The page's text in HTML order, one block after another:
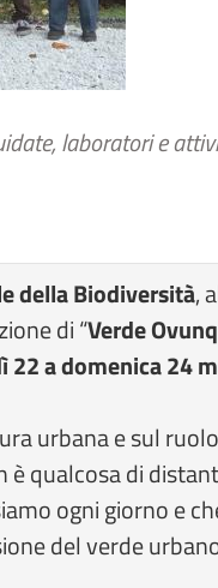
laboratori e
della Biodiversità,
di “Verde
22 a domenica 24
urbana e sul
è qualcosa di
ogni giorno e
del verde